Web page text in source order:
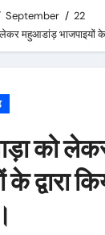
September
22
महुआडांड़ भाजपाइयों के
को
द्वारा